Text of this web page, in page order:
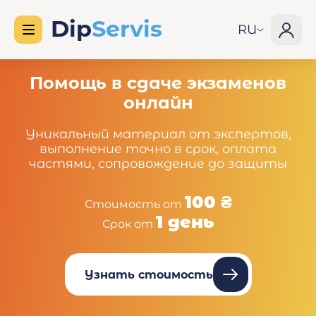
RU
Помощь в сдаче экзаменов
онлайн
Уникальный материал от экспертов,
выполнение точно в срок, оплата
частями, сопровождение до защиты
Стоимость от 100 ₴
Срок от 1 день
Узнать стоимость